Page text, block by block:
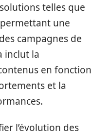
telles que
une
campagnes de
inclut la
en fonction
et la
l’évolution des